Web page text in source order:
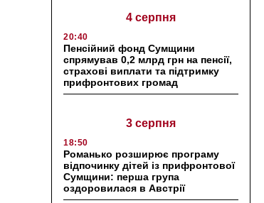
4 серпня
20:40
Пенсійний фонд Сумщини
спрямував 0,2 млрд грн на пенсії,
страхові виплати та підтримку
прифронтових громад
3 серпня
18:50
Романько розширює програму
відпочинку дітей із прифронтової
Сумщини: перша група
оздоровилася в Австрії